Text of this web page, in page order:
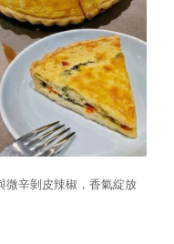
微辛剝皮辣椒，香氣綻放